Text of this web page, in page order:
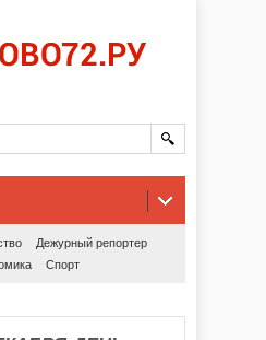
Дежурный репортер
Спорт